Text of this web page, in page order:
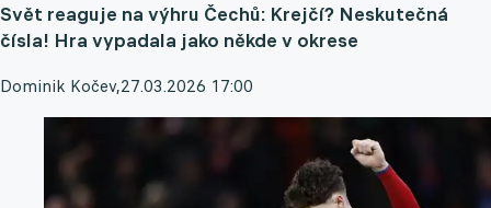
Svět reaguje na výhru Čechů: Krejčí? Neskutečná
čísla! Hra vypadala jako někde v okrese
Dominik Kočev,27.03.2026 17:00